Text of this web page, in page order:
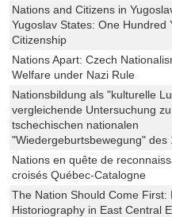
Nations and Citizens in
Yugoslav States: One Hundred
Citizenship
Nations Apart: Czech
Welfare under Nazi Rule
Nationsbildung als "kulturelle
vergleichende Untersuchung
tschechischen nationalen
"Wiedergeburtsbewegung" des
Nations en quête de
croisés Québec-Catalogne
The Nation Should Come First:
Historiography in East Central